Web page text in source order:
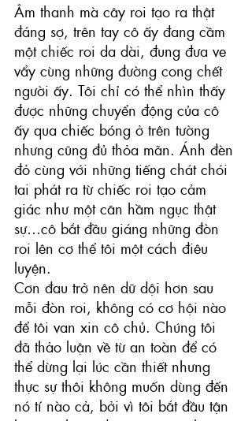
Âm thanh mà cây roi tạo ra thật
đáng sợ, trên tay cô ấy đang cầm
một chiếc roi da dài, đung đưa ve
vẩy cùng những đường cong chết
người ấy. Tôi chỉ có thể nhìn thấy
được những chuyển động của cô
ấy qua chiếc bóng ở trên tường
nhưng cũng đủ thỏa mãn. Ánh đèn
đỏ cùng với những tiếng chát chói
tai phát ra từ chiếc roi tạo cảm
giác như một căn hầm ngục thật
sự…cô bắt đầu giáng những đòn
roi lên cơ thể tôi một cách điêu
luyện.
Cơn đau trở nên dữ dội hơn sau
mỗi đòn roi, không có cơ hội nào
để tôi van xin cô chủ. Chúng tôi
đã thảo luận về từ an toàn để có
thể dừng lại lúc cần thiết nhưng
thực sự thôi không muốn dùng đến
nó tí nào cả, bởi vì tôi bắt đầu tận